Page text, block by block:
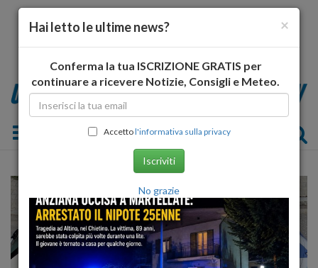
Toggle navigation
×
Hai letto le ultime news?
Conferma la tua ISCRIZIONE GRATIS per
continuare a ricevere Notizie, Consigli e Meteo.
Accettol'informativa sulla privacy
Iscriviti
No grazie